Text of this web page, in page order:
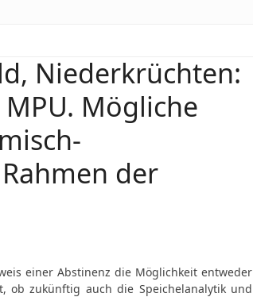
Niederkrüchten:
Mögliche
der
einer Abstinenz die Möglichkeit entweder
ob zukünftig auch die Speichelanalytik und